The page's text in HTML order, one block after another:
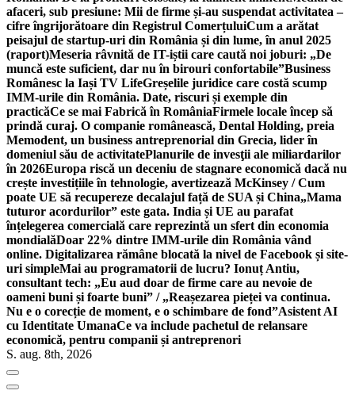
afaceri, sub presiune: Mii de firme și-au suspendat activitatea –
cifre îngrijorătoare din Registrul ComerțuluiCum a arătat
peisajul de startup-uri din România și din lume, în anul 2025
(raport)Meseria râvnită de IT-iștii care caută noi joburi: „De
muncă este suficient, dar nu în birouri confortabile”Business
Românesc la Iași TV LifeGreșelile juridice care costă scump
IMM-urile din România. Date, riscuri și exemple din
practicăCe se mai Fabrică în RomâniaFirmele locale încep să
prindă curaj. O companie românească, Dental Holding, preia
Memodent, un business antreprenorial din Grecia, lider în
domeniul său de activitatePlanurile de invesţii ale miliardarilor
în 2026Europa riscă un deceniu de stagnare economică dacă nu
crește investițiile în tehnologie, avertizează McKinsey / Cum
poate UE să recupereze decalajul față de SUA și China„Mama
tuturor acordurilor” este gata. India și UE au parafat
înțelegerea comercială care reprezintă un sfert din economia
mondialăDoar 22% dintre IMM-urile din România vând
online. Digitalizarea rămâne blocată la nivel de Facebook și site-
uri simpleMai au programatorii de lucru? Ionuț Antiu,
consultant tech: „Eu aud doar de firme care au nevoie de
oameni buni și foarte buni” / „Reașezarea pieței va continua.
Nu e o corecție de moment, e o schimbare de fond”Asistent AI
cu Identitate UmanaCe va include pachetul de relansare
economică, pentru companii și antreprenori
S. aug. 8th, 2026